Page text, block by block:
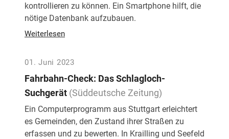
kontrollieren zu können. Ein Smartphone hilft, die
nötige Datenbank aufzubauen.
Weiterlesen
01. Juni 2023
Fahrbahn-Check: Das Schlagloch-
Suchgerät (Süddeutsche Zeitung)
Ein Computerprogramm aus Stuttgart erleichtert
es Gemeinden, den Zustand ihrer Straßen zu
erfassen und zu bewerten. In Krailling und Seefeld